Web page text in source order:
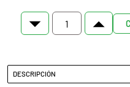
DESCRIPCIÓN